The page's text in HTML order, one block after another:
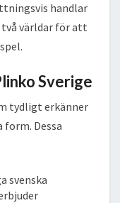
handlar
världar för att
Sverige
tydligt erkänner
Dessa
svenska